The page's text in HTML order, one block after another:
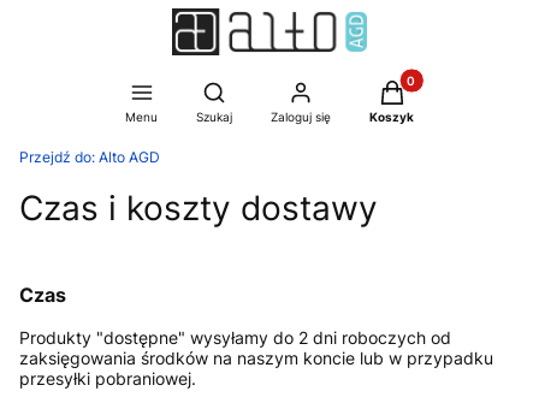
Menu
Otwórz wyszukiwarkę
Szukaj Zaloguj się
Produkty w
Koszyk
Przejdź do: Alto AGD
Czas i koszty dostawy
Czas
Produkty "dostępne" wysyłamy do 2 dni roboczych od
zaksięgowania środków na naszym koncie lub w przypadku
przesyłki pobraniowej.